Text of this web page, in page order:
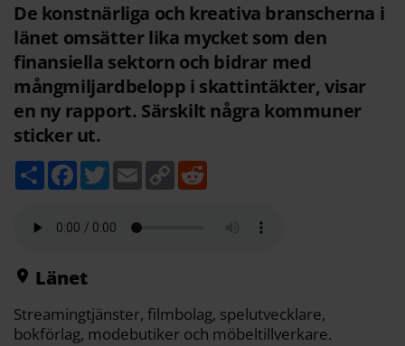
De konstnärliga och kreativa branscherna i
länet omsätter lika mycket som den
finansiella sektorn och bidrar med
mångmiljardbelopp i skattintäkter, visar
en ny rapport. Särskilt några kommuner
sticker ut.
D
e
F
b
k
T
w
t
E
m
C
o
Länet
Streamingtjänster, filmbolag, spelutvecklare,
bokförlag, modebutiker och möbeltillverkare.